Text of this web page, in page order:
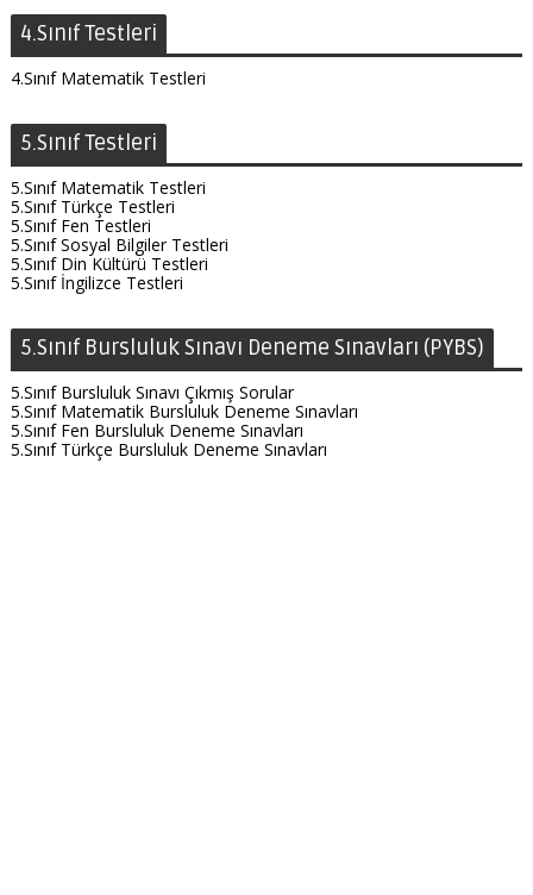
4.Sınıf Testleri
4.Sınıf Matematik Testleri
5.Sınıf Testleri
5.Sınıf Matematik Testleri
5.Sınıf Türkçe Testleri
5.Sınıf Fen Testleri
5.Sınıf Sosyal Bilgiler Testleri
5.Sınıf Din Kültürü Testleri
5.Sınıf İngilizce Testleri
5.Sınıf Bursluluk Sınavı Deneme Sınavları (PYBS)
5.Sınıf Bursluluk Sınavı Çıkmış Sorular
5.Sınıf Matematik Bursluluk Deneme Sınavları
5.Sınıf Fen Bursluluk Deneme Sınavları
5.Sınıf Türkçe Bursluluk Deneme Sınavları